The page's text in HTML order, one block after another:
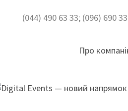
(044) 490 63 33; (096) 690
Про